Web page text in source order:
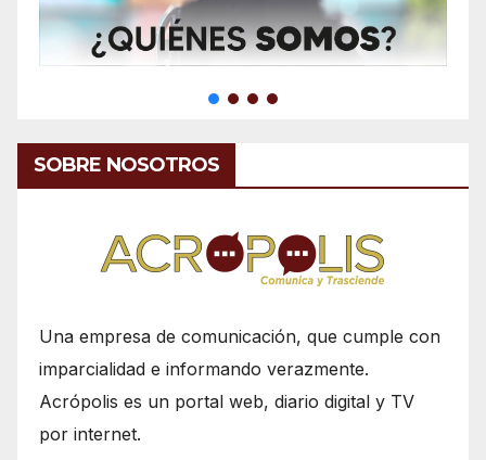
SOBRE NOSOTROS
Una empresa de comunicación, que cumple con
imparcialidad e informando verazmente.
Acrópolis es un portal web, diario digital y TV
por internet.